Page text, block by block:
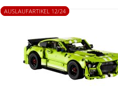
AUSLAUFARTIKEL 12/24